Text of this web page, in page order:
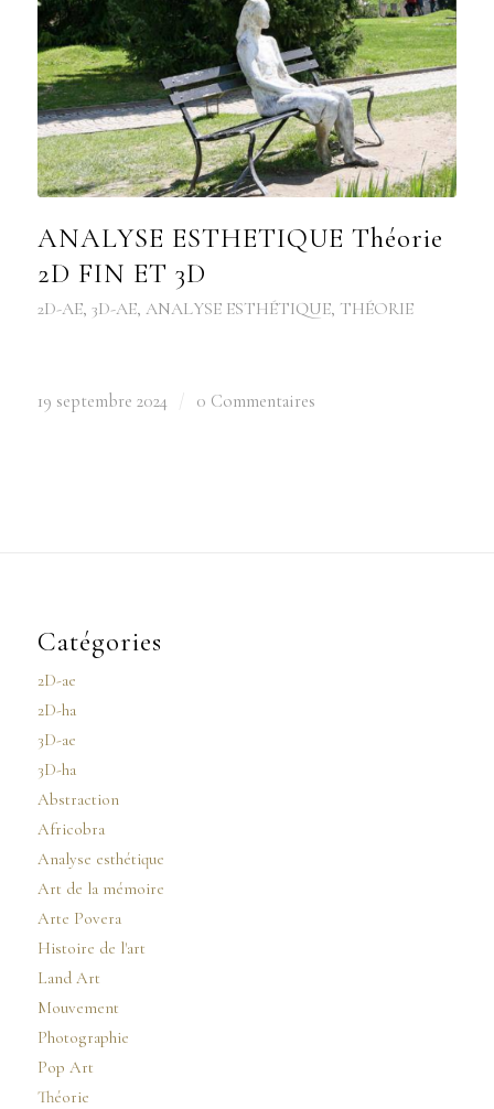
ANALYSE ESTHETIQUE Théorie
2D FIN ET 3D
2D-AE, 3D-AE, ANALYSE ESTHÉTIQUE, THÉORIE
19 septembre 2024 0 Commentaires
Catégories
2D-ae
2D-ha
3D-ae
3D-ha
Abstraction
Africobra
Analyse esthétique
Art de la mémoire
Arte Povera
Histoire de l'art
Land Art
Mouvement
Photographie
Pop Art
Théorie